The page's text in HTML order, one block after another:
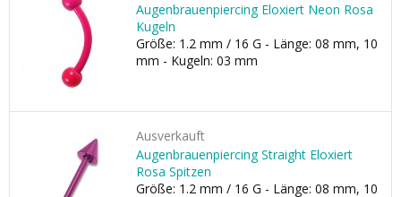
Augenbrauenpiercing Eloxiert Neon Rosa
Kugeln
Größe: 1.2 mm / 16 G - Länge: 08 mm, 10
mm - Kugeln: 03 mm
Ausverkauft
Augenbrauenpiercing Straight Eloxiert
Rosa Spitzen
Größe: 1.2 mm / 16 G - Länge: 08 mm, 10